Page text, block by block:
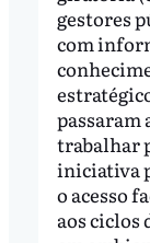
gestores
com
passaram
trabalhar
iniciativa
o acesso
aos ciclos